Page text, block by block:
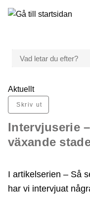
Gå till innehåll
till huvudmeny
Du är här:
Aktuellt
Skriv ut
Intervjuserie
växande
I artikelserien – Så
har vi intervjuat